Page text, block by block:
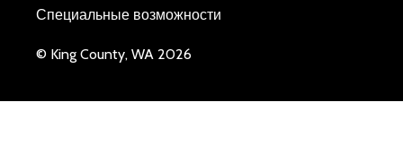
Специальные возможности
© King County, WA 2026